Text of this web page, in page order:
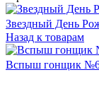
Звездный День
Назад к товарам
Вспыш гонщик